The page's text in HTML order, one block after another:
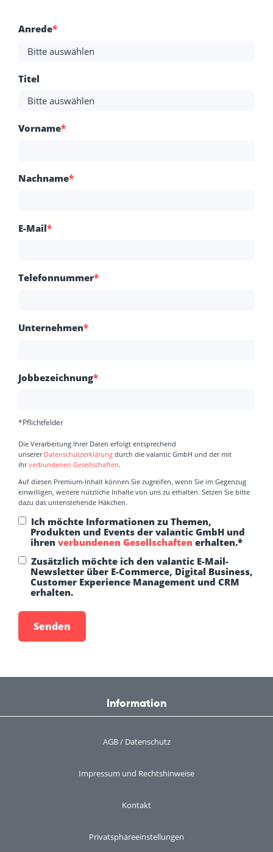
Anrede*
Titel
Vorname*
Nachname*
E-Mail*
Telefonnummer*
Unternehmen*
Jobbezeichnung*
*Pflichtfelder
Die Verarbeitung Ihrer Daten erfolgt entsprechend
unserer Datenschutzerklärung durch die valantic GmbH und der mit
ihrverbundenen Gesellschaften.
Auf diesen Premium-Inhalt können Sie zugreifen, wenn Sie im Gegenzug
einwilligen, weitere nützliche Inhalte von uns zu erhalten. Setzen Sie bitte
dazu das untenstehende Häkchen.
Ich möchte Informationen zu Themen,
Produkten und Events der valantic GmbH und
ihren verbundenen Gesellschaften erhalten.*
Zusätzlich möchte ich den valantic E-Mail-
Newsletter über E-Commerce, Digital Business,
Customer Experience Management und CRM
erhalten.
Information
AGB / Datenschutz
Impressum und Rechtshinweise
Kontakt
Privatsphäreeinstellungen